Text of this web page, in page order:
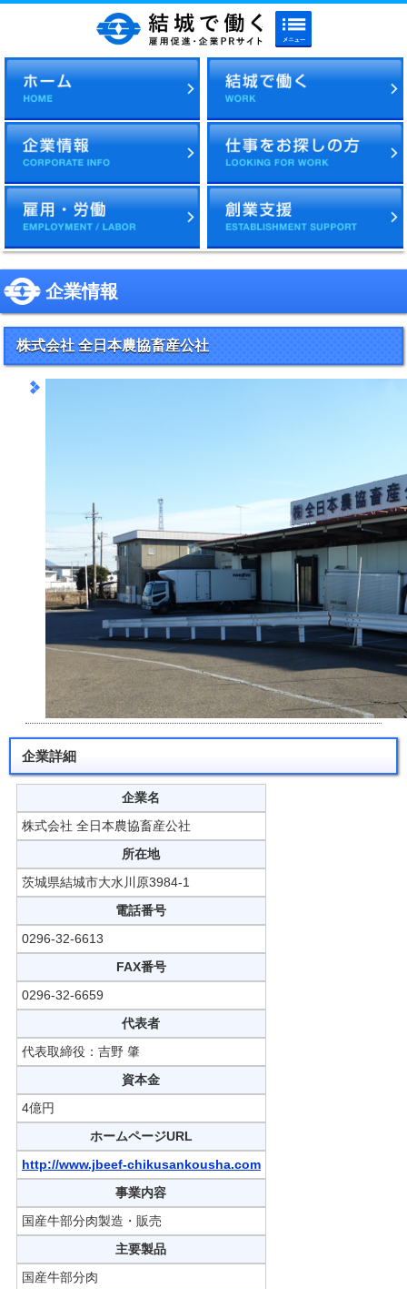
結城で働く 雇用促進・
企業情報
株式会社 全日本農協畜産公社
企業詳細
企業名
株式会社 全日本農協畜産公社
所在地
茨城県結城市大水川原3984-1
電話番号
0296-32-6613
FAX番号
0296-32-6659
代表者
代表取締役：吉野 肇
資本金
4億円
ホームページURL
http://www.jbeef-chikusankousha.com
事業内容
国産牛部分肉製造・販売
主要製品
国産牛部分肉